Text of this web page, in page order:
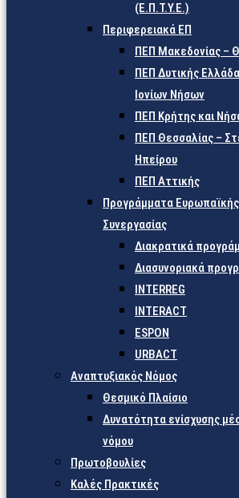
(Ε.Π.Τ.Υ.Ε.)
Περιφερειακά ΕΠ
ΠΕΠ Μακεδονίας –
ΠΕΠ Δυτικής
Ιονίων Νήσων
ΠΕΠ Κρήτης και
ΠΕΠ Θεσσαλίας –
Ηπείρου
ΠΕΠ Αττικής
Προγράμματα
Συνεργασίας
Διακρατικά
Διασυνοριακά
INTERREG
INTERACT
ESPON
URBACT
Αναπτυξιακός Νόμος
Θεσμικό Πλαίσιο
Δυνατότητα ενίσχυσης
νόμου
Πρωτοβουλίες
Καλές Πρακτικές